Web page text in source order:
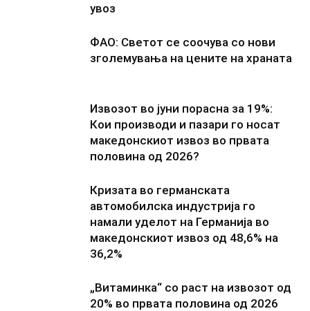
увоз
ФАО: Светот се соочува со нови
зголемувања на цените на храната
Извозот во јуни порасна за 19%:
Кои производи и пазари го носат
македонскиот извоз во првата
половина од 2026?
Кризата во германската
автомобилска индустрија го
намали уделот на Германија во
македонскиот извоз од 48,6% на
36,2%
„Витаминка“ со раст на извозот од
20% во првата половина од 2026